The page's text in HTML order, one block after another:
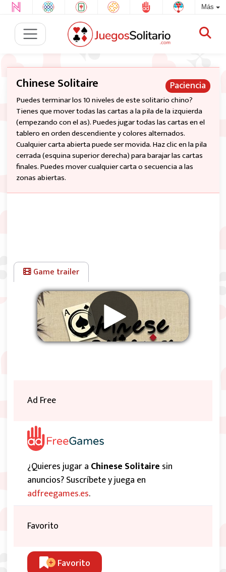
Más
Paciencia
Chinese Solitaire
Puedes terminar los 10 niveles de este solitario chino?
Tienes que mover todas las cartas a la pila de la izquierda
(empezando con el as). Puedes jugar todas las cartas en el
tablero en orden descendiente y colores alternados.
Cualquier carta abierta puede ser movida. Haz clic en la pila
cerrada (esquina superior derecha) para barajar las cartas
finales. Puedes mover cualquier carta o secuencia a las
zonas abiertas.
Game trailer
Ad Free
¿Quieres jugar a Chinese Solitaire sin
anuncios? Suscríbete y juega en
adfreegames.es.
Favorito
Favorito